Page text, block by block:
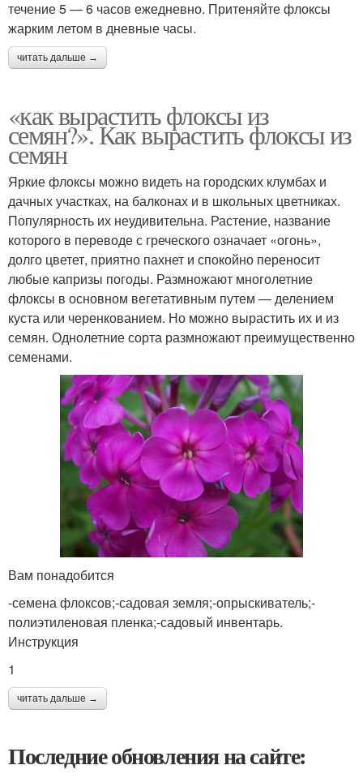
течение 5 — 6 часов ежедневно. Притеняйте флоксы
жарким летом в дневные часы.
читать дальше →
«как вырастить флоксы из
семян?». Как вырастить флоксы из
семян
Яркие флоксы можно видеть на городских клумбах и
дачных участках, на балконах и в школьных цветниках.
Популярность их неудивительна. Растение, название
которого в переводе с греческого означает «огонь»,
долго цветет, приятно пахнет и спокойно переносит
любые капризы погоды. Размножают многолетние
флоксы в основном вегетативным путем — делением
куста или черенкованием. Но можно вырастить их и из
семян. Однолетние сорта размножают преимущественно
семенами.
Вам понадобится
-семена флоксов;-садовая земля;-опрыскиватель;-
полиэтиленовая пленка;-садовый инвентарь.
Инструкция
1
читать дальше →
Последние обновления на сайте: